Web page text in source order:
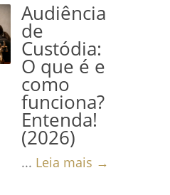
Audiência
de
Custódia:
O que é e
como
funciona?
Entenda!
(2026)
... Leia mais →